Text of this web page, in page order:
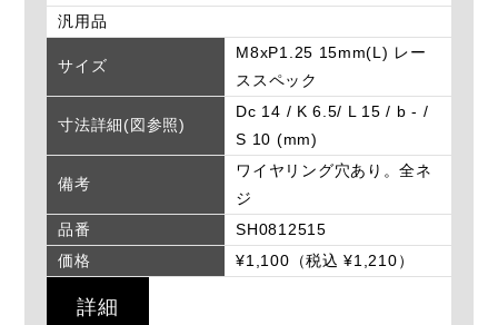
汎用品
サイズ
M8xP1.25 15mm(L) レー
ススペック
寸法詳細(図参照)
Dc 14 / K 6.5/ L 15 / b - /
S 10 (mm)
備考
ワイヤリング穴あり。全ネ
ジ
品番
SH0812515
価格
¥1,100（税込 ¥1,210）
詳細